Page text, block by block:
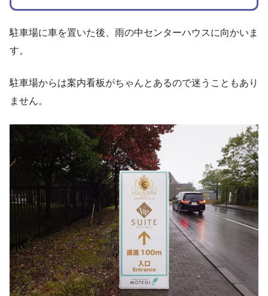
駐車場に車を置いた後、雨の中センターハウスに向かいま
す。
駐車場からは案内看板がちゃんとあるので迷うこともあり
ません。